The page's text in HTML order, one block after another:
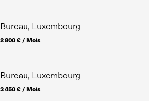
Bureau, Luxembourg
2 800 € / Mois
Bureau, Luxembourg
3 450 € / Mois